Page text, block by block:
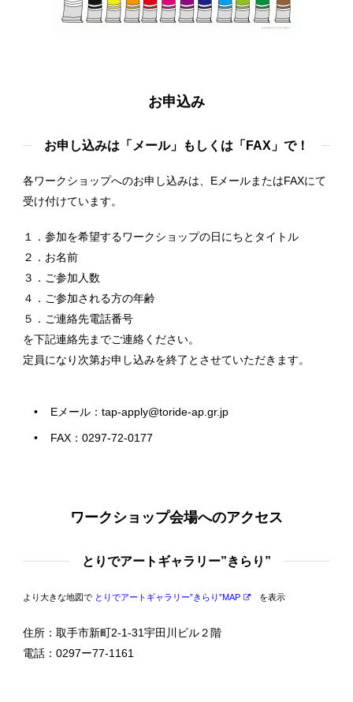
お申込み
お申し込みは「メール」もしくは「FAX」で！
各ワークショップへのお申し込みは、EメールまたはFAXにて
受け付けています。
１．参加を希望するワークショップの日にちとタイトル
２．お名前
３．ご参加人数
４．ご参加される方の年齢
５．ご連絡先電話番号
を下記連絡先までご連絡ください。
定員になり次第お申し込みを終了とさせていただきます。
Eメール：tap-apply@toride-ap.gr.jp
FAX：0297-72-0177
ワークショップ会場へのアクセス
とりでアートギャラリー”きらり”
より大きな地図で とりでアートギャラリー”きらり”MAP を表示
住所：取手市新町2-1-31宇田川ビル２階
電話：0297ー77-1161